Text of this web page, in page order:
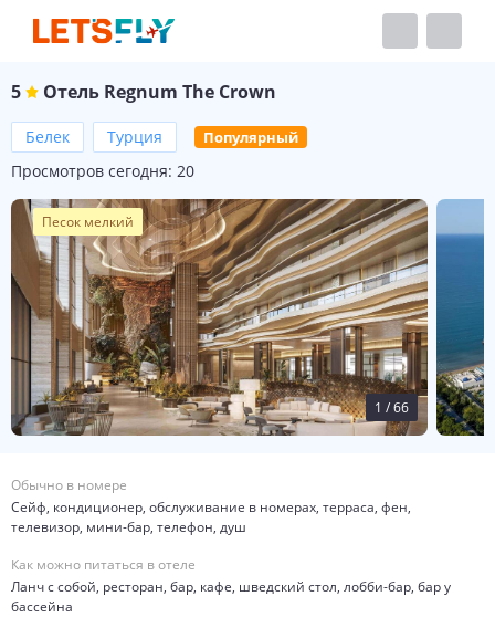
5 Отель Regnum The Crown
Белек Турция Популярный
Просмотров сегодня: 20
Песок мелкий
1 /66
Обычно в номере
Сейф, кондиционер, обслуживание в номерах, терраса, фен,
телевизор, мини-бар, телефон, душ
Как можно питаться в отеле
Ланч с собой, ресторан, бар, кафе, шведский стол, лобби-бар, бар у
бассейна